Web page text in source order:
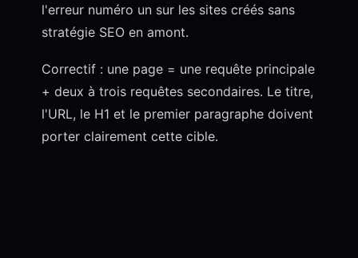
l'erreur numéro un sur les sites créés sans
stratégie SEO en amont.
Correctif : une page = une requête principale
+ deux à trois requêtes secondaires. Le titre,
l'URL, le H1 et le premier paragraphe doivent
porter clairement cette cible.